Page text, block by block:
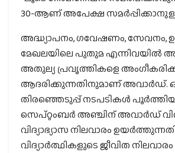
30-ആണ് അപേക്ഷ
അദ്ധ്യാപനം, ഗവേഷണം, സേവനം,
മേഖലയിലെ പുതുമ എന്നിവയിൽ
അതുല്യ പ്രവൃത്തികളെ
ആദരിക്കുന്നതിനുമാണ് അവാർഡ്.
തിരഞ്ഞെടുപ്പ് നടപടികൾ
സെപ്റ്റംബർ അഞ്ചിന് അവാർഡ്
വിദ്യാഭ്യാസ നിലവാരം
വിദ്യാർത്ഥികളുടെ ജീവിത നിലവാരം